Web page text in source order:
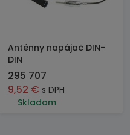
Anténny napájač DIN-
DIN
295 707
9,52 € s DPH
Skladom